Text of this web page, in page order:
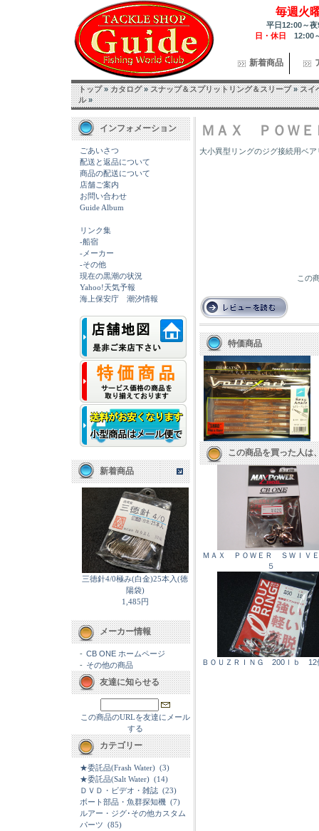
毎週火
平日12:00～
日・休日 12:00
新着商品
トップ»カタログ»スナップ＆スプリットリング＆スリーブ»スイ
ル»
インフォメーション
ごあいさつ
配送と返品について
商品の配送について
店舗ご案内
お問い合わせ
Guide Album
リンク集
-船宿
-メーカー
-その他
現在の黒潮の状況
Yahoo!天気予報
海上保安庁 潮汐情報
新着商品
三徳針4/0極み(白金)25本入(徳
陽袋)
1,485円
メーカー情報
- CB ONE ホームページ
- その他の商品
友達に知らせる
この商品のURLを友達にメール
する
カテゴリー
★委託品(Frash Water) (3)
★委託品(Salt Water) (14)
ＤＶＤ・ビデオ・雑誌 (23)
ボート部品・魚群探知機 (7)
ルアー・ジグ･その他カスタム
パーツ (85)
ＭＡＸ ＰＯＷ
大小異型リングのジグ接続用ベ
この
特価商品
この商品を買った人は
ＭＡＸ ＰＯＷＥＲ ＳＷＩＶ
５
ＢＯＵＺＲＩＮＧ 200ｌｂ 12